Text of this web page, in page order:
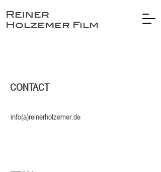
Reiner
Holzemer Film
CONTACT
info(a)reinerholzemer.de